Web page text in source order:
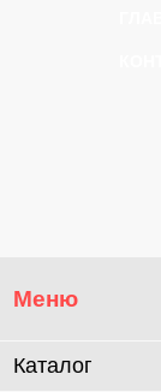
Меню
Каталог